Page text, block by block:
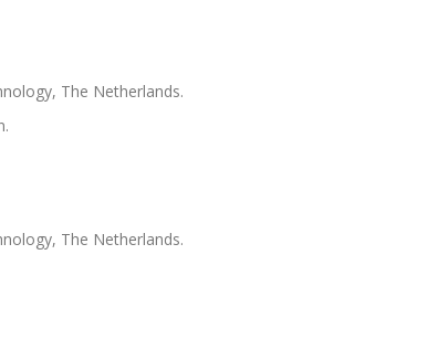
The Netherlands.
The Netherlands.